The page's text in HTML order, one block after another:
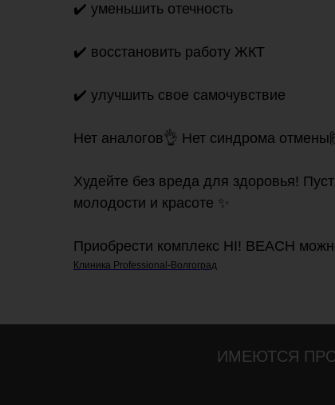
✔️ уменьшить отечность
✔️ восстановить работу ЖКТ
✔️ улучшить свое самочувствие
Нет аналогов👌 Нет синдрома
Худейте без вреда для здоровья!
молодости и красоте ✨
Приобрести комплекс HI! BEACH
Клиника Professional-Волгоград
ИМЕЮТСЯ